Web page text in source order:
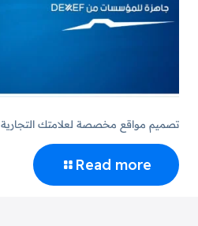
تصميم مواقع مخصصة لعلامتك التجارية
Read more